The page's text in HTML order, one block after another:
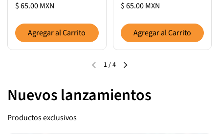
$ 65.00 MXN
Agregar al Carrito
$ 65.00 MXN
Agregar al Carrito
1/4
Nuevos lanzamientos
Productos exclusivos